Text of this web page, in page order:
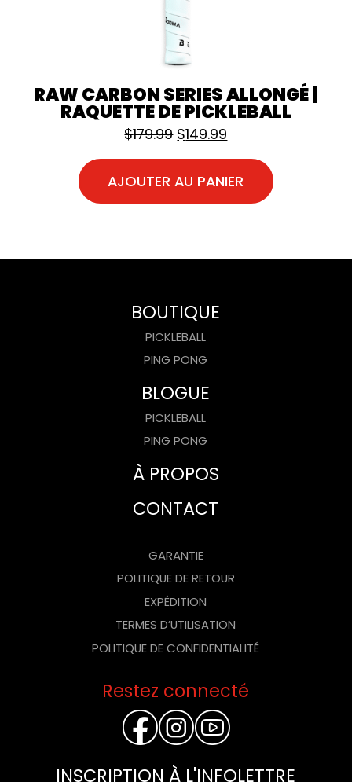
RAW CARBON SERIES ALLONGÉ |
RAQUETTE DE PICKLEBALL
$179.99 Le prix initial était :
$149.99
AJOUTER AU PANIER
BOUTIQUE
PICKLEBALL
PING PONG
BLOGUE
PICKLEBALL
PING PONG
À PROPOS
CONTACT
Restez connecté
FACEBOOK
INSCRIPTION À L'INFOLETTRE
GARANTIE
POLITIQUE DE RETOUR
EXPÉDITION
TERMES D’UTILISATION
POLITIQUE DE CONFIDENTIALITÉ